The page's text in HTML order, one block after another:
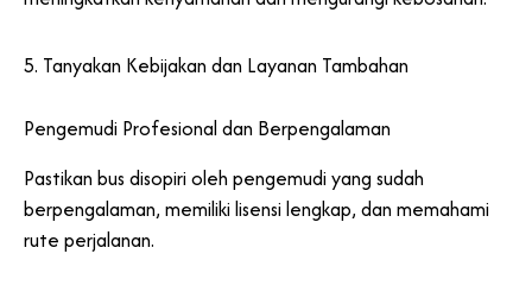
5. Tanyakan Kebijakan dan Layanan Tambahan
Pengemudi Profesional dan Berpengalaman
Pastikan bus disopiri oleh pengemudi yang sudah
berpengalaman, memiliki lisensi lengkap, dan memahami
rute perjalanan.